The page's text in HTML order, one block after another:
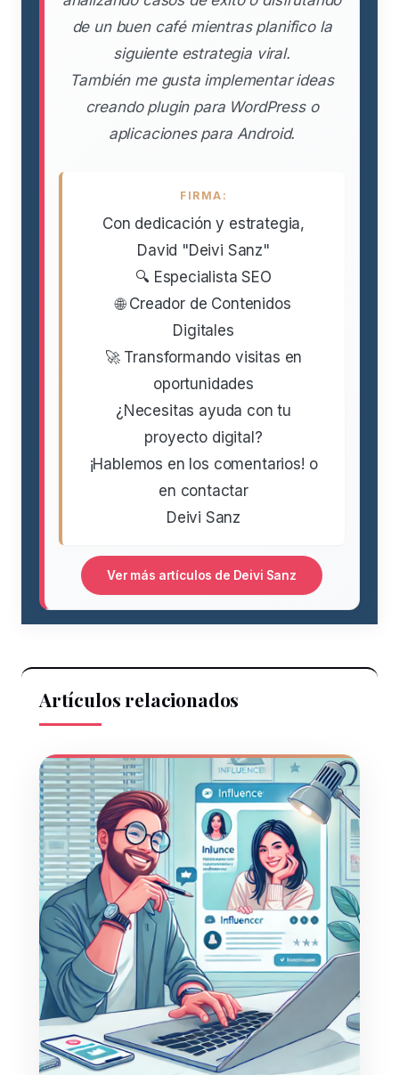
de un buen café mientras planifico la
siguiente estrategia viral.
También me gusta implementar ideas
creando plugin para WordPress o
aplicaciones para Android.
FIRMA:
Con dedicación y estrategia,
David "Deivi Sanz"
🔍 Especialista SEO
🌐 Creador de Contenidos
Digitales
🚀 Transformando visitas en
oportunidades
¿Necesitas ayuda con tu
proyecto digital?
¡Hablemos en los comentarios! o
en contactar
Deivi Sanz
Ver más artículos de Deivi Sanz
Artículos relacionados